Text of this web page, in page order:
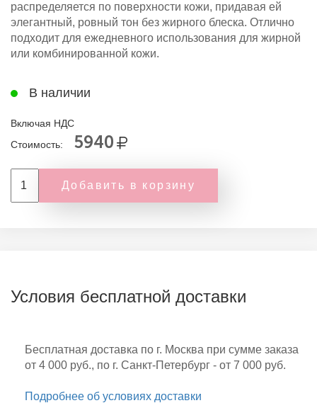
распределяется по поверхности кожи, придавая ей
элегантный, ровный тон без жирного блеска. Отлично
подходит для ежедневного использования для жирной
или комбинированной кожи.
В наличии
Включая НДС
Стоимость:
5940
Добавить в корзину
Условия бесплатной доставки
Бесплатная доставка по г. Москва при сумме заказа
от 4 000 руб., по г. Санкт-Петербург - от 7 000 руб.
Подробнее об условиях доставки